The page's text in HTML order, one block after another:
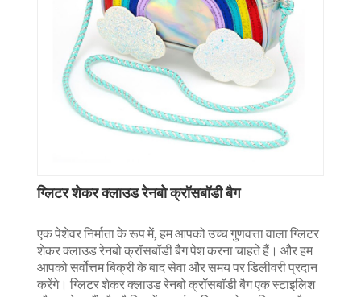
ग्लिटर शेकर क्लाउड रेनबो क्रॉसबॉडी बैग
एक पेशेवर निर्माता के रूप में, हम आपको उच्च गुणवत्ता वाला ग्लिटर
शेकर क्लाउड रेनबो क्रॉसबॉडी बैग पेश करना चाहते हैं। और हम
आपको सर्वोत्तम बिक्री के बाद सेवा और समय पर डिलीवरी प्रदान
करेंगे। ग्लिटर शेकर क्लाउड रेनबो क्रॉसबॉडी बैग एक स्टाइलिश